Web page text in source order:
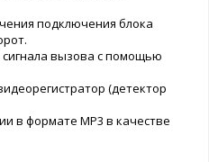
подключения блока
сигнала вызова с помощью
(детектор
в формате MP3 в качестве